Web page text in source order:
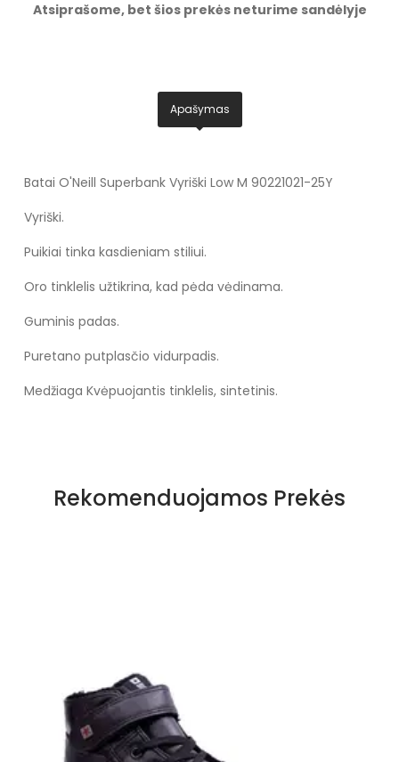
Atsiprašome, bet šios prekės neturime sandėlyje
Apašymas
Batai O'Neill Superbank Vyriški Low M 90221021-25Y
Vyriški.
Puikiai tinka kasdieniam stiliui.
Oro tinklelis užtikrina, kad pėda vėdinama.
Guminis padas.
Puretano putplasčio vidurpadis.
Medžiaga Kvėpuojantis tinklelis, sintetinis.
Rekomenduojamos Prekės